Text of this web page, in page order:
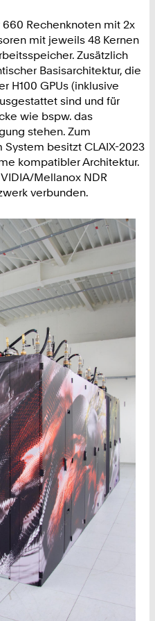
Rechenknoten mit 2x
mit jeweils 48 Kernen
Zusätzlich
Basisarchitektur, die
H100 GPUs (inklusive
sind und für
wie bspw. das
stehen. Zum
besitzt CLAIX-2023
kompatibler Architektur.
Mellanox NDR
verbunden.